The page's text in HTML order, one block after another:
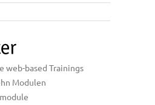
web-based Trainings
Modulen